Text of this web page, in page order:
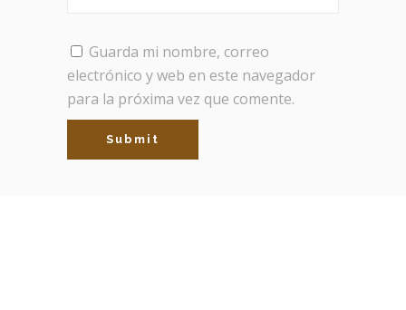
Guarda mi nombre, correo
electrónico y web en este navegador
para la próxima vez que comente.